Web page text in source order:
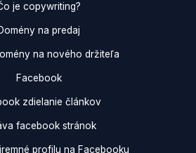
je copywriting?
na predaj
na nového držiteľa
Facebook
zdielanie článkov
facebook stránok
profilu na Facebooku